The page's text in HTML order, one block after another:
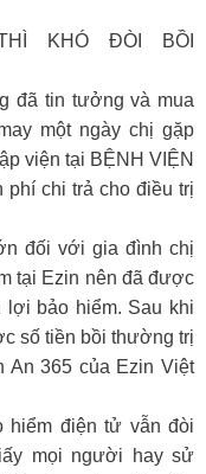
KHÓ ĐÒI BỒI
đã tin tưởng và mua
một ngày chị gặp
viện tại BỆNH VIỆN
phí chi trả cho điều trị
đối với gia đình chị
tại Ezin nên đã được
bảo hiểm. Sau khi
số tiền bồi thường trị
An 365 của Ezin Việt
hiểm điện tử vẫn đòi
mọi người hay sử